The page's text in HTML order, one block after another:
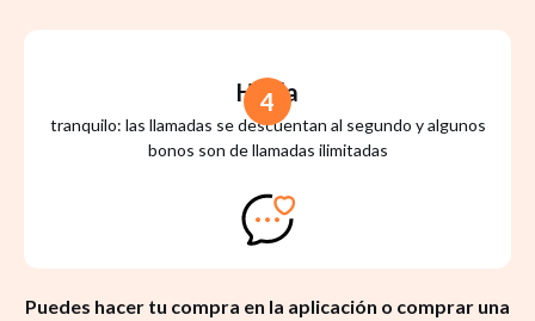
Habla
tranquilo: las llamadas se descuentan al segundo y algunos
bonos son de llamadas ilimitadas
4
Puedes hacer tu compra en la aplicación o comprar una